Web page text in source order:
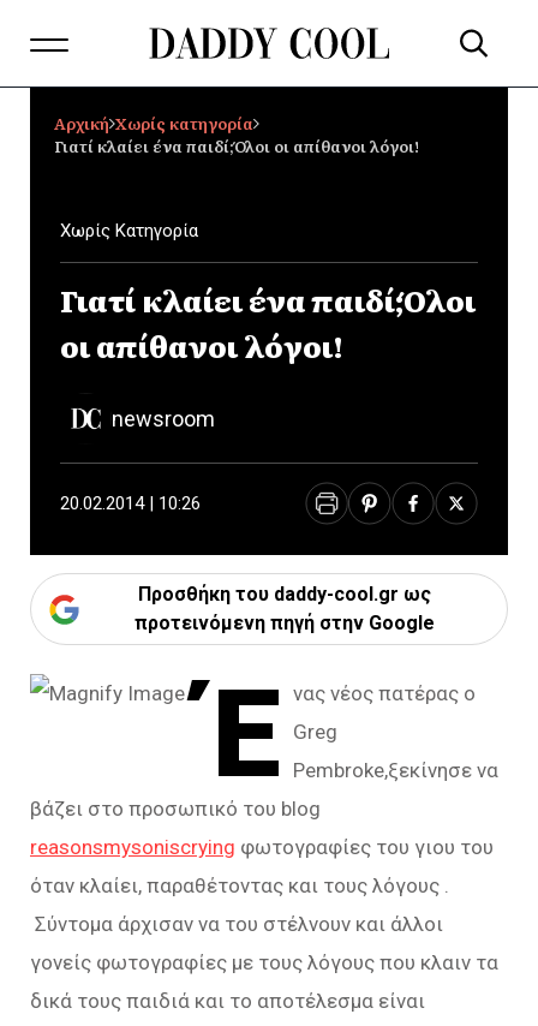
Αρχική Χωρίς κατηγορία
Γιατί κλαίει ένα παιδί;Όλοι οι απίθανοι λόγοι!
Χωρίς Κατηγορία
Γιατί κλαίει ένα παιδί;Όλοι
οι απίθανοι λόγοι!
newsroom
20.02.2014 | 10:26
Προσθήκη του daddy-cool.gr ως
προτεινόμενη πηγή στην Google
Έ
νας νέος πατέρας ο
Greg
Pembroke,ξεκίνησε να
βάζει στο προσωπικό του blog
reasonsmysoniscrying φωτογραφίες του γιου του
όταν κλαίει, παραθέτοντας και τους λόγους .
Σύντομα άρχισαν να του στέλνουν και άλλοι
γονείς φωτογραφίες με τους λόγους που κλαιν τα
δικά τους παιδιά και το αποτέλεσμα είναι